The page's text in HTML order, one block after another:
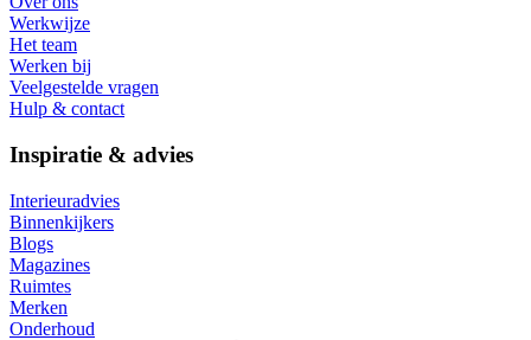
Werkwijze
Het team
Werken bij
Veelgestelde vragen
Hulp & contact
Inspiratie & advies
Interieuradvies
Binnenkijkers
Blogs
Magazines
Ruimtes
Merken
Onderhoud